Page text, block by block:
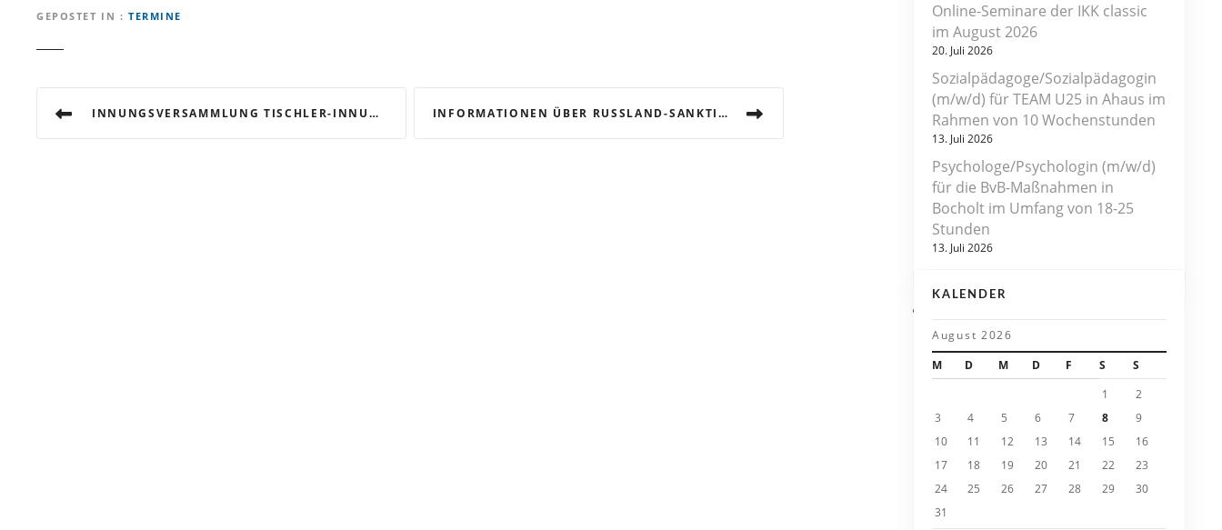
GEPOSTET IN TERMINE
INNUNGSVERSAMMLUNG TISCHLER-INNUNG AHAUS INFORMATIONEN ÜBER RUSSLAND-SANKTIONEN
Online-Seminare der IKK classic
im August 2026
20. Juli 2026
Sozialpädagoge/Sozialpädagogin
(m/w/d) für TEAM U25 in Ahaus im
Rahmen von 10 Wochenstunden
13. Juli 2026
Psychologe/Psychologin (m/w/d)
für die BvB-Maßnahmen in
Bocholt im Umfang von 18-25
Stunden
13. Juli 2026
KALENDER
August 2026
M
D M D F S
S
1
2
3
4 5 6 7 8
9
10
11 12 13 14 15
16
17
18 19 20 21 22
23
24
25 26 27 28 29
30
31